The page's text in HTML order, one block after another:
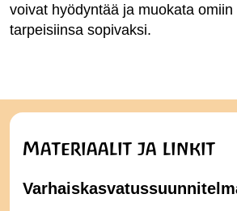
voivat hyödyntää ja muokata omiin
tarpeisiinsa sopivaksi.
Materiaalit ja linkit